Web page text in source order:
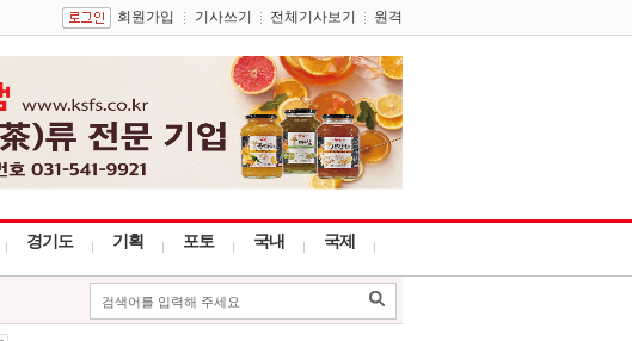
회원가입 기사쓰기 전체기사보기 원격
경기도 기획 포토 국내 국제